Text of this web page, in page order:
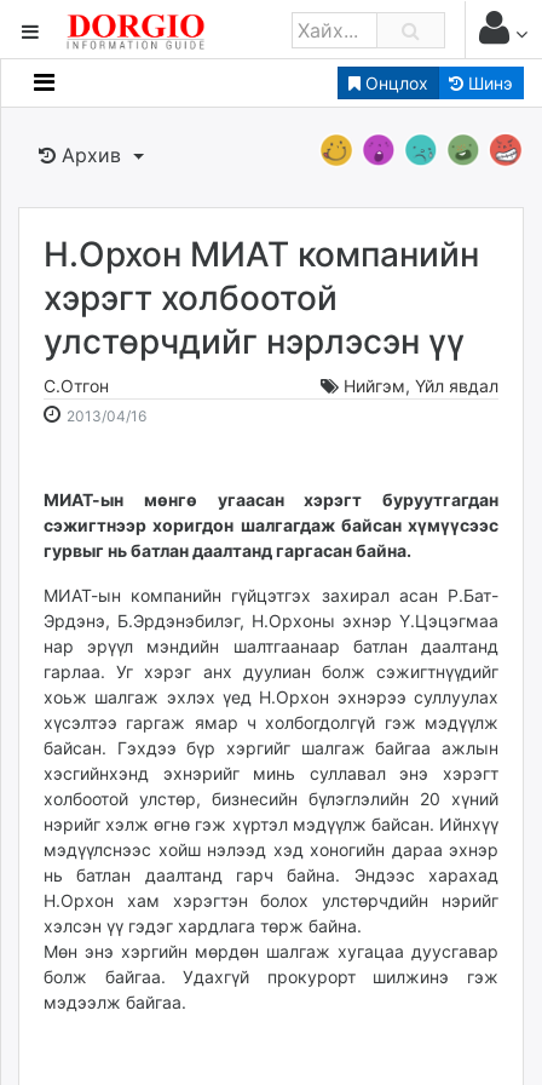
Онцлох Шинэ
Мэдээллийн
Банк санхүү
Бизнес ААН
Төрийн
Нийслэлийн
dorgio.mn
Gogo.mn
caak.mn
Baabar.mn
tovch.mn
ikon.mn
mnb.mn
Livetv.mn
Eguur.mn
24tsag.mn
eagle.mn
ergelt.mn
zarig.mn
today.mn
zuv.mn
mminfo.mn
ugluu.mn
urlag.mn
unen.mn
asu.mn
Архив
Н.Орхон МИАТ компанийн
хэрэгт холбоотой
улстөрчдийг нэрлэсэн үү
С.Отгон Нийгэм, Үйл явдал
2013/04/162013-
14:03:37
2026-
16:20:12
МИАТ-ын мөнгө угаасан хэрэгт буруутгагдан
сэжигтнээр хоригдон шалгагдаж байсан хүмүүсээс
гурвыг нь батлан даалтанд гаргасан байна.
МИАТ-ын компанийн гүйцэтгэх захирал асан Р.Бат-
Эрдэнэ, Б.Эрдэнэбилэг, Н.Орхоны эхнэр Ү.Цэцэгмаа
нар эрүүл мэндийн шалтгаанаар батлан даалтанд
гарлаа. Уг хэрэг анх дуулиан болж сэжигтнүүдийг
хоьж шалгаж эхлэх үед Н.Орхон эхнэрээ суллуулах
хүсэлтээ гаргаж ямар ч холбогдолгүй гэж мэдүүлж
байсан. Гэхдээ бүр хэргийг шалгаж байгаа ажлын
хэсгийнхэнд эхнэрийг минь суллавал энэ хэрэгт
холбоотой улстөр, бизнесийн бүлэглэлийн 20 хүний
нэрийг хэлж өгнө гэж хүртэл мэдүүлж байсан. Ийнхүү
мэдүүлснээс хойш нэлээд хэд хоногийн дараа эхнэр
нь батлан даалтанд гарч байна. Эндээс харахад
Н.Орхон хам хэрэгтэн болох улстөрчдийн нэрийг
хэлсэн үү гэдэг хардлага төрж байна.
Мөн энэ хэргийн мөрдөн шалгаж хугацаа дуусгавар
болж байгаа. Удахгүй прокурорт шилжинэ гэж
мэдээлж байгаа.